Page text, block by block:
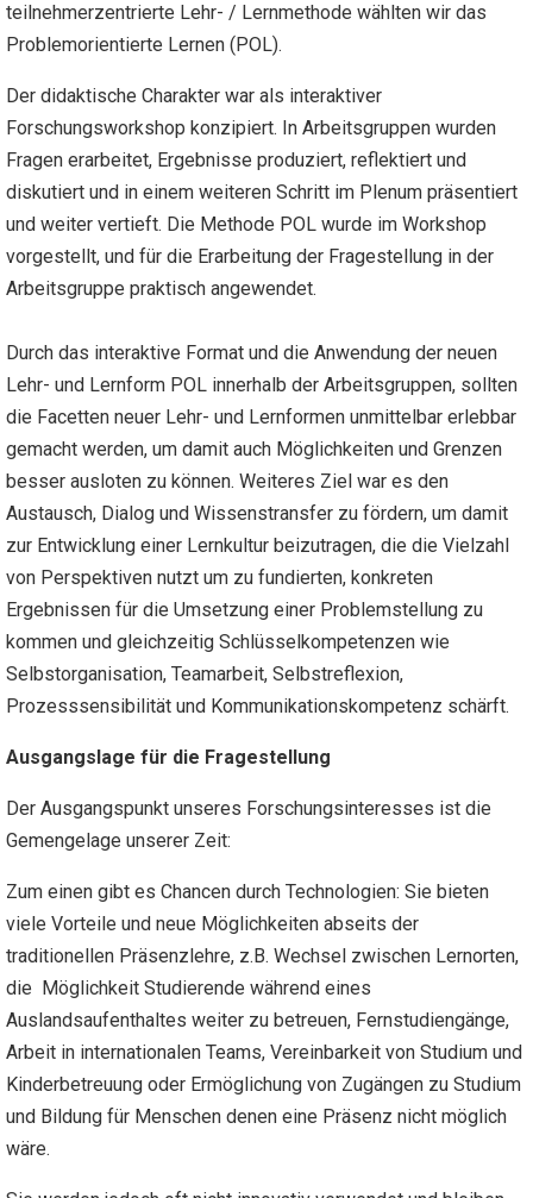
teilnehmerzentrierte Lehr- / Lernmethode wählten wir das
Problemorientierte Lernen (POL).
Der didaktische Charakter war als interaktiver
Forschungsworkshop konzipiert. In Arbeitsgruppen wurden
Fragen erarbeitet, Ergebnisse produziert, reflektiert und
diskutiert und in einem weiteren Schritt im Plenum präsentiert
und weiter vertieft. Die Methode POL wurde im Workshop
vorgestellt, und für die Erarbeitung der Fragestellung in der
Arbeitsgruppe praktisch angewendet.
Durch das interaktive Format und die Anwendung der neuen
Lehr- und Lernform POL innerhalb der Arbeitsgruppen, sollten
die Facetten neuer Lehr- und Lernformen unmittelbar erlebbar
gemacht werden, um damit auch Möglichkeiten und Grenzen
besser ausloten zu können. Weiteres Ziel war es den
Austausch, Dialog und Wissenstransfer zu fördern, um damit
zur Entwicklung einer Lernkultur beizutragen, die die Vielzahl
von Perspektiven nutzt um zu fundierten, konkreten
Ergebnissen für die Umsetzung einer Problemstellung zu
kommen und gleichzeitig Schlüsselkompetenzen wie
Selbstorganisation, Teamarbeit, Selbstreflexion,
Prozesssensibilität und Kommunikationskompetenz schärft.
Ausgangslage für die Fragestellung
Der Ausgangspunkt unseres Forschungsinteresses ist die
Gemengelage unserer Zeit:
Zum einen gibt es Chancen durch Technologien: Sie bieten
viele Vorteile und neue Möglichkeiten abseits der
traditionellen Präsenzlehre, z.B. Wechsel zwischen Lernorten,
die Möglichkeit Studierende während eines
Auslandsaufenthaltes weiter zu betreuen, Fernstudiengänge,
Arbeit in internationalen Teams, Vereinbarkeit von Studium und
Kinderbetreuung oder Ermöglichung von Zugängen zu Studium
und Bildung für Menschen denen eine Präsenz nicht möglich
wäre.